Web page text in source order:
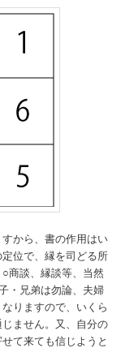
から、書の作用はい
位で、縁を司どる所
商談、縁談等、当然
・兄弟は勿論、夫婦
りますので、いくら
ません。又、自分の
て来ても信じようと